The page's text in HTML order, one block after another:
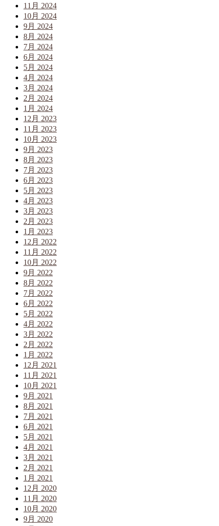
11月 2024
10月 2024
9月 2024
8月 2024
7月 2024
6月 2024
5月 2024
4月 2024
3月 2024
2月 2024
1月 2024
12月 2023
11月 2023
10月 2023
9月 2023
8月 2023
7月 2023
6月 2023
5月 2023
4月 2023
3月 2023
2月 2023
1月 2023
12月 2022
11月 2022
10月 2022
9月 2022
8月 2022
7月 2022
6月 2022
5月 2022
4月 2022
3月 2022
2月 2022
1月 2022
12月 2021
11月 2021
10月 2021
9月 2021
8月 2021
7月 2021
6月 2021
5月 2021
4月 2021
3月 2021
2月 2021
1月 2021
12月 2020
11月 2020
10月 2020
9月 2020